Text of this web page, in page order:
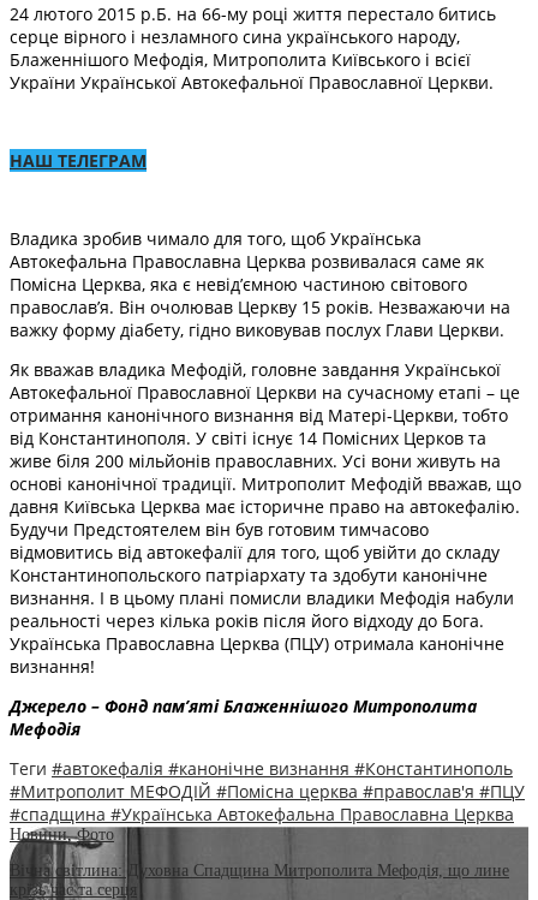
24 лютого 2015 р.Б. на 66-му році життя перестало битись
серце вірного і незламного сина українського народу,
Блаженнішого Мефодія, Митрополита Київського і всієї
України Української Автокефальної Православної Церкви.
НАШ ТЕЛЕГРАМ
Владика зробив чимало для того, щоб Українська
Автокефальна Православна Церква розвивалася саме як
Помісна Церква, яка є невід’ємною частиною світового
православ’я. Він очолював Церкву 15 років. Незважаючи на
важку форму діабету, гідно виковував послух Глави Церкви.
Як вважав владика Мефодій, головне завдання Української
Автокефальної Православної Церкви на сучасному етапі – це
отримання канонічного визнання від Матері-Церкви, тобто
від Константинополя. У світі існує 14 Помісних Церков та
живе біля 200 мільйонів православних. Усі вони живуть на
основі канонічної традиції. Митрополит Мефодій вважав, що
давня Київська Церква має історичне право на автокефалію.
Будучи Предстоятелем він був готовим тимчасово
відмовитись від автокефалії для того, щоб увійти до складу
Константинопольского патріархату та здобути канонічне
визнання. І в цьому плані помисли владики Мефодія набули
реальності через кілька років після його відходу до Бога.
Українська Православна Церква (ПЦУ) отримала канонічне
визнання!
Джерело – Фонд пам’яті Блаженнішого Митрополита
Мефодія
Теги #автокефалія #канонічне визнання #Константинополь
#Митрополит МЕФОДІЙ #Помісна церква #православ'я #ПЦУ
#спадщина #Українська Автокефальна Православна Церква
Новини,Фото
Вічна світлина: Духовна Спадщина Митрополита Мефодія, що лине
крізь час та серця